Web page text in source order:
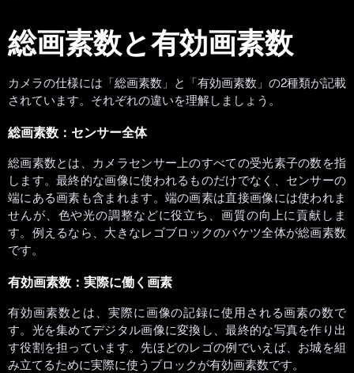
総画素数と有効画素数
カメラの仕様には「総画素数」と「有効画素数」の2種類が記載
されています。それぞれの違いを理解しましょう。
総画素数：センサー全体
総画素数とは、カメラセンサー上のすべての受光素子の数を指
します。最終的な画像に使われるものだけでなく、センサーの
端にある画素も含まれます。端の画素は直接画像には使われま
せんが、色や光の調整などに役立ち、画質の向上に貢献しま
す。例えるなら、大きなレゴブロックのバケツ全体が総画素数
です。
有効画素数：実際に働く画素
有効画素数とは、実際に画像の記録に使用される画素の数で
す。光を集めてデジタル画像に変換し、最終的な写真を作り出
す役割を担っています。先ほどのレゴの例でいえば、お城を組
み立てるために実際に使うブロックが有効画素数です。